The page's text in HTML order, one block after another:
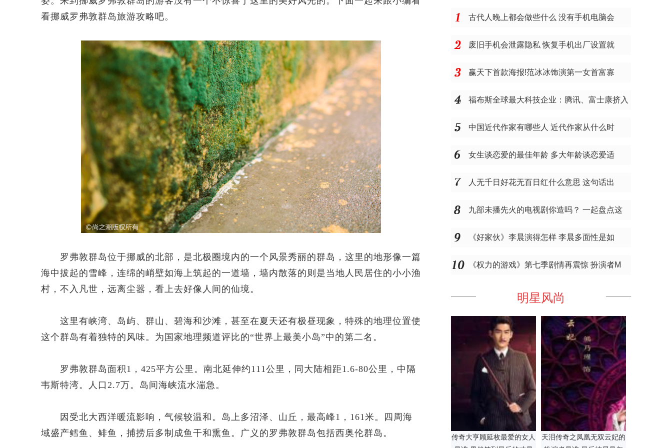
看挪威罗弗敦群岛旅游攻略吧。
罗弗敦群岛位于挪威的北部，是北极圈境内的一个风景秀丽的群岛，这里的地形像一篇
海中拔起的雪峰，连绵的峭壁如海上筑起的一道墙，墙内散落的则是当地人民居住的小小渔
村，不入凡世，远离尘嚣，看上去好像人间的仙境。
这里有峡湾、岛屿、群山、碧海和沙滩，甚至在夏天还有极昼现象，特殊的地理位置使
这个群岛有着独特的风味。为国家地理频道评比的“世界上最美小岛”中的第二名。
罗弗敦群岛面积1，425平方公里。南北延伸约111公里，同大陆相距1.6-80公里，中隔
韦斯特湾。人口2.7万。岛间海峡流水湍急。
因受北大西洋暖流影响，气候较温和。岛上多沼泽、山丘，最高峰1，161米。四周海
域盛产鳕鱼、鲱鱼，捕捞后多制成鱼干和熏鱼。广义的罗弗敦群岛包括西奥伦群岛。
古代人晚上都会做些什么 没有手机电脑会
废旧手机会泄露隐私 恢复手机出厂设置就
赢天下首款海报!范冰冰饰演第一女首富寡
福布斯全球最大科技企业：腾讯、富士康挤入
中国近代作家有哪些人 近代作家从什么时
女生谈恋爱的最佳年龄 多大年龄谈恋爱适
人无千日好花无百日红什么意思 这句话出
九部未播先火的电视剧你造吗？ 一起盘点这
《好家伙》李晨演得怎样 李晨多面性是如
《权力的游戏》第七季剧情再震惊 扮演者M
明星风尚
传奇大亨顾延枚最爱的女人
天泪传奇之凤凰无双云妃的